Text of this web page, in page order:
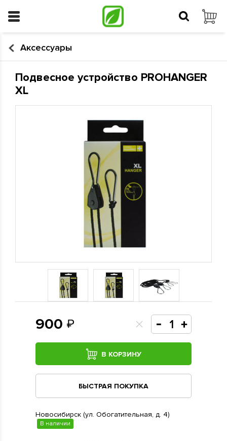
Аксессуары
Подвесное устройство PROHANGER
XL
900
В КОРЗИНУ
БЫСТРАЯ ПОКУПКА
Новосибирск (ул. Обогатительная, д. 4)
В наличии